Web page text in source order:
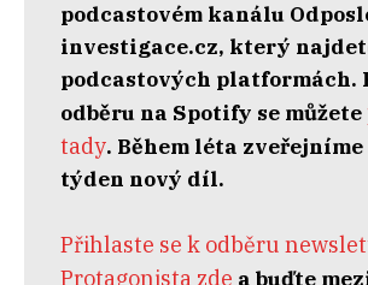
podcastovém kanálu
investigace.cz, který
podcastových platformách.
odběru na Spotify se můžete
tady.⁠ Během léta
týden nový díl.
Přihlaste se k odběru
Protagonista zde a buďte